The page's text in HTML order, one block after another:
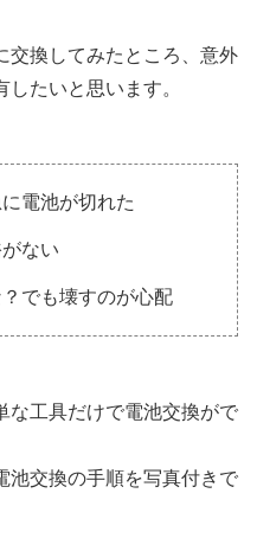
交換してみたところ、意外
たいと思います。
電池が切れた
ない
でも壊すのが心配
な工具だけで電池交換がで
池交換の手順を写真付きで